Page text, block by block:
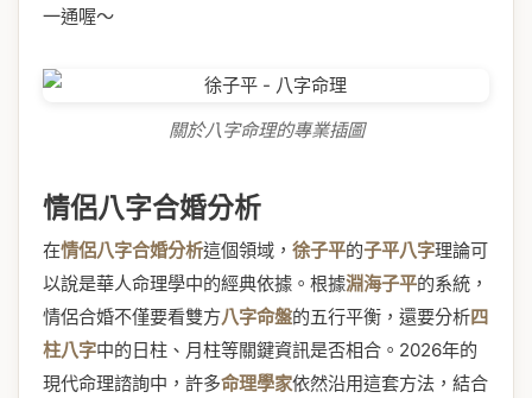
一通喔～
關於八字命理的專業插圖
情侶八字合婚分析
在情侶八字合婚分析這個領域， 徐子平的子平八字理論可
以說是華人命理學中的經典依據。根據淵海子平的系統，
情侶合婚不僅要看雙方八字命盤的五行平衡，還要分析四
柱八字中的日柱、月柱等關鍵資訊是否相合。2026年的
現代命理諮詢中，許多命理學家依然沿用這套方法，結合